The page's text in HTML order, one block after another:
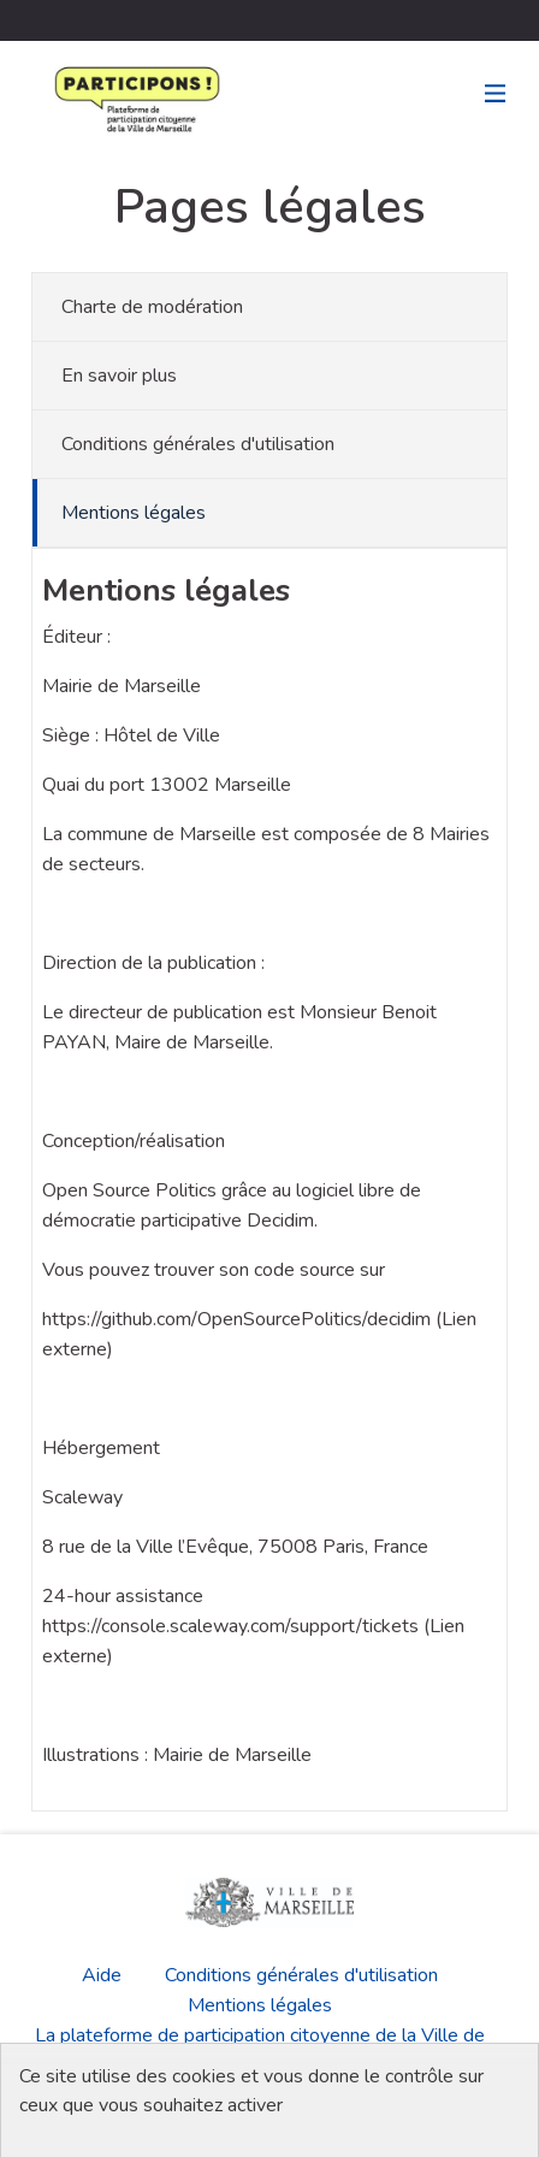
Pages légales
Charte de modération
En savoir plus
Conditions générales d'utilisation
Mentions légales
Mentions légales
Éditeur :
Mairie de Marseille
Siège : Hôtel de Ville
Quai du port 13002 Marseille
La commune de Marseille est composée de 8 Mairies
de secteurs.
Direction de la publication :
Le directeur de publication est Monsieur Benoit
PAYAN, Maire de Marseille.
Conception/réalisation
Open Source Politics grâce au logiciel libre de
démocratie participative Decidim.
Vous pouvez trouver son code source sur
https://github.com/OpenSourcePolitics/decidim (Lien
externe)
Hébergement
Scaleway
8 rue de la Ville l’Evêque, 75008 Paris, France
24-hour assistance
https://console.scaleway.com/support/tickets (Lien
externe)
Illustrations : Mairie de Marseille
Aide
Conditions générales d'utilisation
Mentions légales
La plateforme de participation citoyenne de la Ville de
Marseille
Télécharger les fichiers Open Data
Ce site utilise des cookies et vous donne le contrôle sur
ceux que vous souhaitez activer